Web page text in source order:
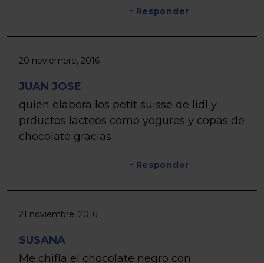
Responder
20 noviembre, 2016
JUAN JOSE
quien elabora los petit suisse de lidl y
prductos lacteos como yogures y copas de
chocolate gracias
Responder
21 noviembre, 2016
SUSANA
Me chifla el chocolate negro con